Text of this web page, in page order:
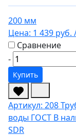
200 мм
Цена: 1 439 руб.
Сравнение
-
Купить
Артикул: 208
воды ГОСТ В
SDR